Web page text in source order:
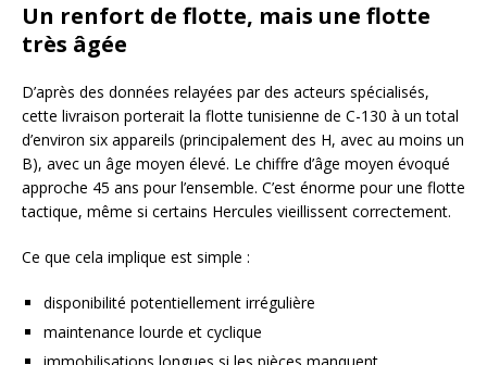
Un renfort de flotte, mais une flotte
très âgée
D’après des données relayées par des acteurs spécialisés,
cette livraison porterait la flotte tunisienne de C-130 à un total
d’environ six appareils (principalement des H, avec au moins un
B), avec un âge moyen élevé. Le chiffre d’âge moyen évoqué
approche 45 ans pour l’ensemble. C’est énorme pour une flotte
tactique, même si certains Hercules vieillissent correctement.
Ce que cela implique est simple :
disponibilité potentiellement irrégulière
maintenance lourde et cyclique